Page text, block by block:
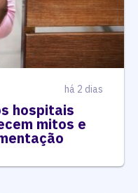
há 2 dias
hospitais
mitos e